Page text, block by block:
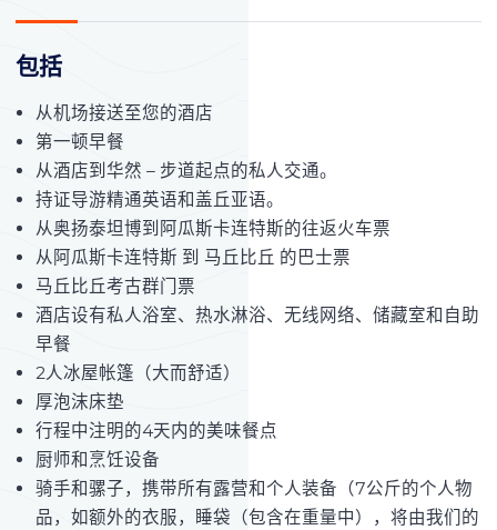
包括
从机场接送至您的酒店
第一顿早餐
从酒店到华然 – 步道起点的私人交通。
持证导游精通英语和盖丘亚语。
从奥扬泰坦博到阿瓜斯卡连特斯的往返火车票
从阿瓜斯卡连特斯 到 马丘比丘 的巴士票
马丘比丘考古群门票
酒店设有私人浴室、热水淋浴、无线网络、储藏室和自助
早餐
2人冰屋帐篷（大而舒适）
厚泡沫床垫
行程中注明的4天内的美味餐点
厨师和烹饪设备
骑手和骡子，携带所有露营和个人装备（7公斤的个人物
品，如额外的衣服，睡袋（包含在重量中），将由我们的